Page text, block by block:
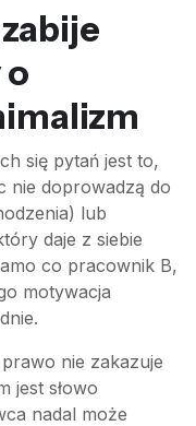
się pytań jest to,
nie doprowadzą do
lub
daje z siebie
co pracownik B,
motywacja
nie zakazuje
jest słowo
nadal może